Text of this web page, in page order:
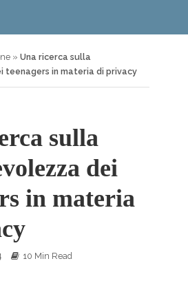
» Una ricerca sulla
teenagers in materia di privacy
sulla
dei
in materia
10 Min Read